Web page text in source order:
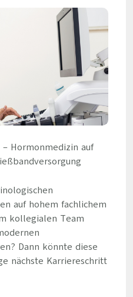
Hormonmedizin auf
auf hohem fachlichem
kollegialen Team
Dann könnte diese
nächste Karriereschritt